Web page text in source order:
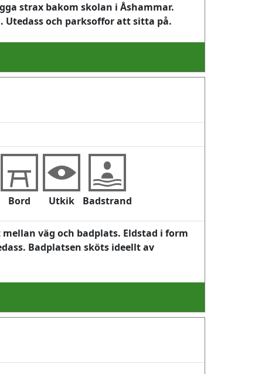
strax bakom skolan i Åshammar.
Utedass och parksoffor att sitta på.
Bord Utkik Badstrand
väg och badplats. Eldstad i form
Badplatsen sköts ideellt av